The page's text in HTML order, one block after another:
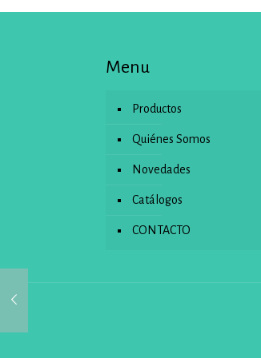
Menu
Productos
Quiénes Somos
Novedades
Catálogos
CONTACTO